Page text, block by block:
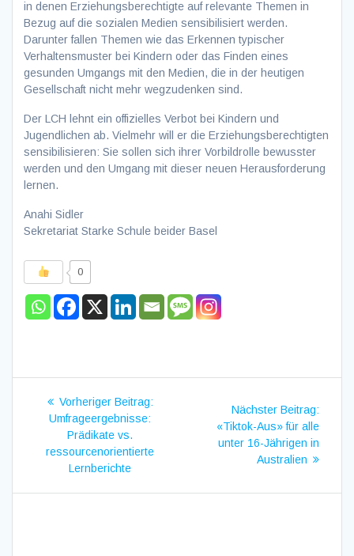
in denen Erziehungsberechtigte auf relevante Themen in
Bezug auf die sozialen Medien sensibilisiert werden.
Darunter fallen Themen wie das Erkennen typischer
Verhaltensmuster bei Kindern oder das Finden eines
gesunden Umgangs mit den Medien, die in der heutigen
Gesellschaft nicht mehr wegzudenken sind.
Der LCH lehnt ein offizielles Verbot bei Kindern und
Jugendlichen ab. Vielmehr will er die Erziehungsberechtigten
sensibilisieren: Sie sollen sich ihrer Vorbildrolle bewusster
werden und den Umgang mit dieser neuen Herausforderung
lernen.
Anahi Sidler
Sekretariat Starke Schule beider Basel
0
Beitragsnavigation
Vorheriger Beitrag:Vorheriger
Umfrageergebnisse:
Prädikate vs.
ressourcenorientierte
Lernberichte
Nächster Beitrag:
Nächster
Beitrag:
«Tiktok-Aus» für alle
unter 16-Jährigen in
Australien